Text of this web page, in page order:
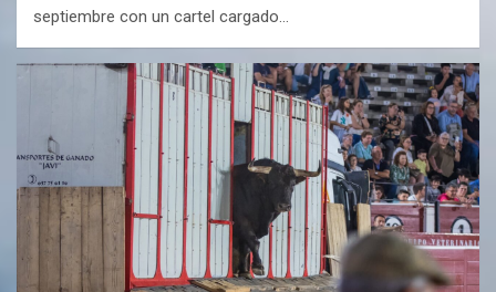
septiembre con un cartel cargado…